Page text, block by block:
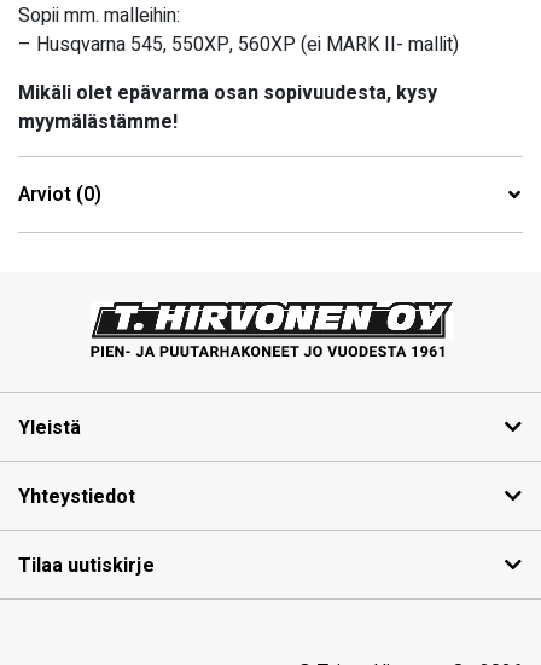
Sopii mm. malleihin:
– Husqvarna 545, 550XP, 560XP (ei MARK II- mallit)
Mikäli olet epävarma osan sopivuudesta, kysy
myymälästämme!
Arviot (0)
Yleistä
Yhteystiedot
Tilaa uutiskirje